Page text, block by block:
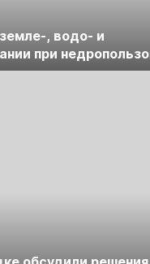
, водо- и
при
«ПравоТЭК»